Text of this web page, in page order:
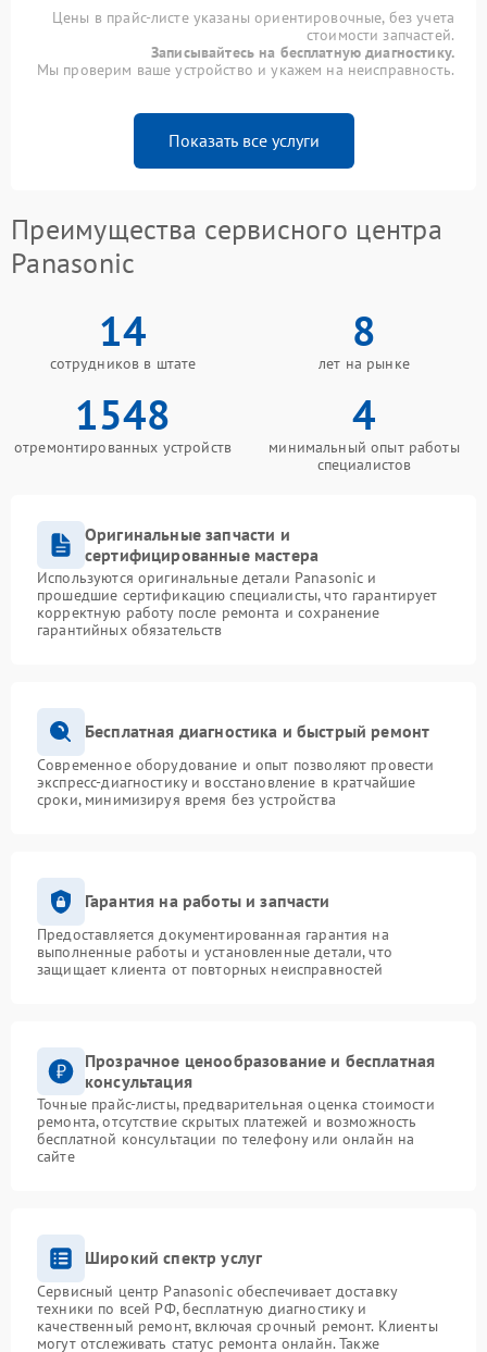
Цены в прайс-листе указаны ориентировочные, без учета
стоимости запчастей.
Записывайтесь на бесплатную диагностику.
Мы проверим ваше устройство и укажем на неисправность.
Показать все услуги
Преимущества сервисного центра
Panasonic
14
сотрудников в штате
8
лет на рынке
1548
отремонтированных устройств
4
минимальный опыт работы
специалистов
Оригинальные запчасти и
сертифицированные мастера
Используются оригинальные детали Panasonic и
прошедшие сертификацию специалисты, что гарантирует
корректную работу после ремонта и сохранение
гарантийных обязательств
Бесплатная диагностика и быстрый ремонт
Современное оборудование и опыт позволяют провести
экспресс-диагностику и восстановление в кратчайшие
сроки, минимизируя время без устройства
Гарантия на работы и запчасти
Предоставляется документированная гарантия на
выполненные работы и установленные детали, что
защищает клиента от повторных неисправностей
Прозрачное ценообразование и бесплатная
консультация
Точные прайс-листы, предварительная оценка стоимости
ремонта, отсутствие скрытых платежей и возможность
бесплатной консультации по телефону или онлайн на
сайте
Широкий спектр услуг
Сервисный центр Panasonic обеспечивает доставку
техники по всей РФ, бесплатную диагностику и
качественный ремонт, включая срочный ремонт. Клиенты
могут отслеживать статус ремонта онлайн. Также